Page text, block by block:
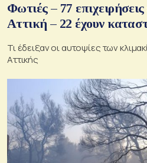
Φωτιές – 77
Αττική – 22 έχουν
Τι έδειξαν οι αυτοψίες των
Αττικής